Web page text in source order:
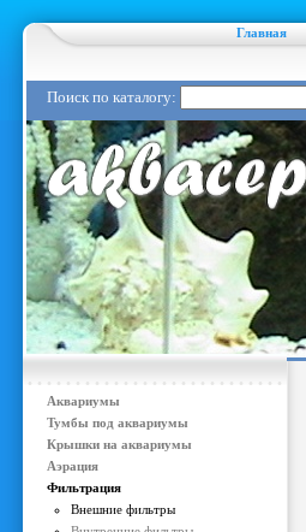
Главная
Поиск по каталогу:
Аквариумы
Тумбы под аквариумы
Крышки на аквариумы
Аэрация
Фильтрация
Внешние фильтры